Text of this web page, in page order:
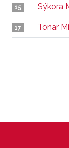
15 Sýkora
17 Tonar